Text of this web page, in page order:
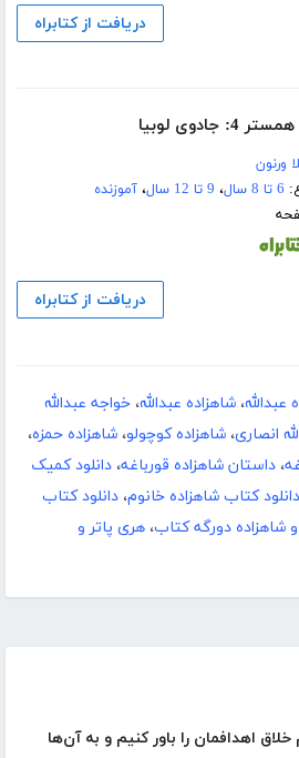
اهدافمان را باور کنیم و به آن‌ها
دریافت از کتابراه
لوبیا
ورنون
6 تا 8 سال ، 9 تا 12 سال ،آموزنده
دریافت از کتابراه
عبدالله، شاهزاده عبدالله، خواجه عبدالله
انصاری، شاهزاده کوچولو، شاهزاده حمزه،
، داستان شاهزاده قورباغه، دانلود کمیک
دانلود کتاب شاهزاده خانوم، دانلود کتاب
شاهزاده دورگه کتاب، هری پاتر و